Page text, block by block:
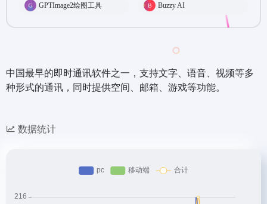
GPTImage2绘图工具 Buzzy AI
中国最早的即时通讯软件之一，支持文字、语音、视频等多
种形式的通讯，同时提供空间、邮箱、游戏等功能。
数据统计